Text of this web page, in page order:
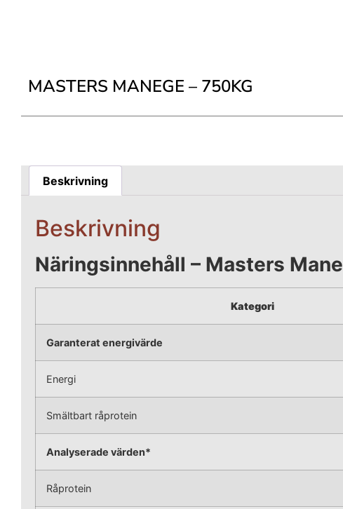
MASTERS MANEGE – 750KG
Beskrivning
Beskrivning
Näringsinnehåll – Masters
Kategori
Garanterat energivärde
Energi
Smältbart råprotein
Analyserade värden*
Råprotein